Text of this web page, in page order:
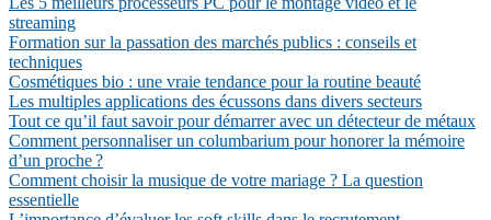
streaming
Formation sur la passation des marchés publics : conseils et
techniques
Cosmétiques bio : une vraie tendance pour la routine beauté
Les multiples applications des écussons dans divers secteurs
Tout ce qu’il faut savoir pour démarrer avec un détecteur de métaux
Comment personnaliser un columbarium pour honorer la mémoire
d’un proche ?
Comment choisir la musique de votre mariage ? La question
essentielle